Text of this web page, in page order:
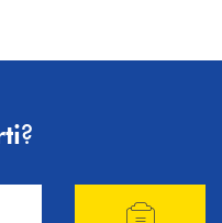
?
di informazioni? Contattaci !
Hai bisogno di